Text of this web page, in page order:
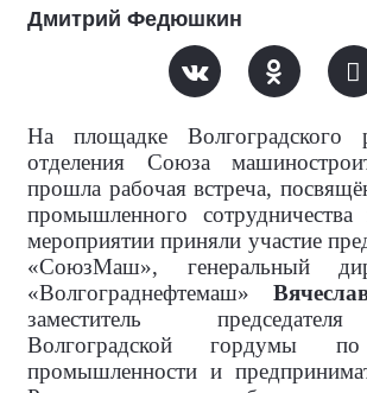
Дмитрий Федюшкин
На площадке Волгоградского
отделения Союза
прошла рабочая встреча,
промышленного
мероприятии приняли участие
«СоюзМаш», генеральный
«Волгограднефтемаш»
заместитель
Волгоградской гордумы по
промышленности и